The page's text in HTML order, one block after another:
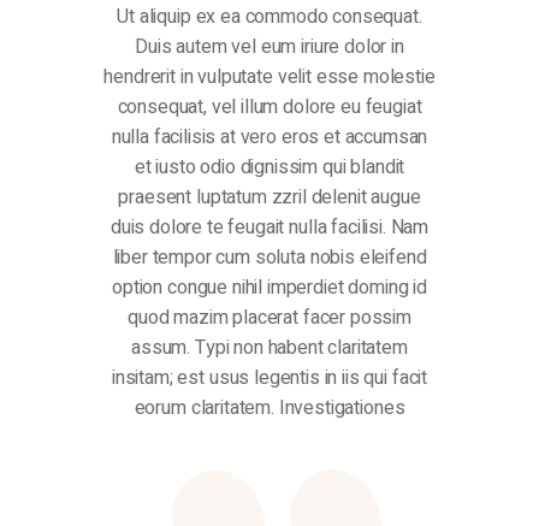
Ut aliquip ex ea commodo consequat.
Duis autem vel eum iriure dolor in
hendrerit in vulputate velit esse molestie
consequat, vel illum dolore eu feugiat
nulla facilisis at vero eros et accumsan
et iusto odio dignissim qui blandit
praesent luptatum zzril delenit augue
duis dolore te feugait nulla facilisi. Nam
liber tempor cum soluta nobis eleifend
option congue nihil imperdiet doming id
quod mazim placerat facer possim
assum. Typi non habent claritatem
insitam; est usus legentis in iis qui facit
eorum claritatem. Investigationes